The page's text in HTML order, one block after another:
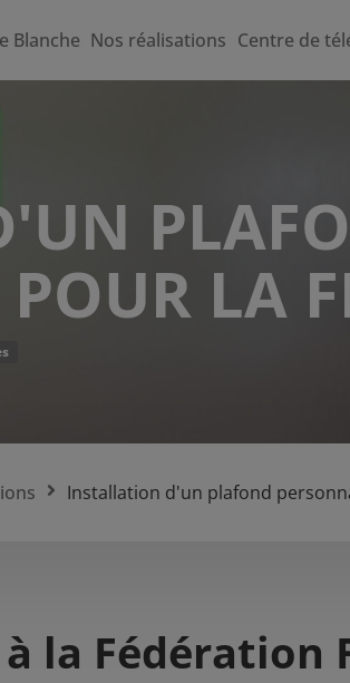
Blanche Nos réalisations Centre de
LA
Installation d'un plafond
la Fédération